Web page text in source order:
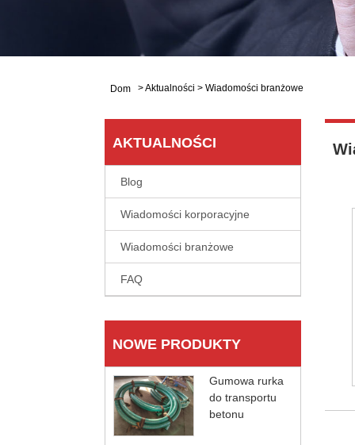
Dom >Aktualności > Wiadomości branżowe
AKTUALNOŚCI
Blog
Wiadomości korporacyjne
Wiadomości branżowe
FAQ
NOWE PRODUKTY
Gumowa rurka
do transportu
betonu